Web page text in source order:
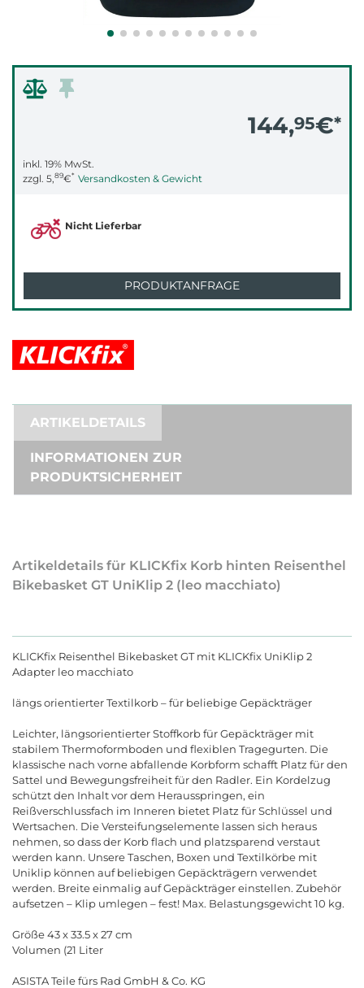
144,95€*
inkl. 19% MwSt.
zzgl. 5,89€* Versandkosten & Gewicht
Nicht Lieferbar
PRODUKTANFRAGE
ARTIKELDETAILS
INFORMATIONEN ZUR
PRODUKTSICHERHEIT
Artikeldetails für KLICKfix Korb hinten Reisenthel
Bikebasket GT UniKlip 2 (leo macchiato)
KLICKfix Reisenthel Bikebasket GT mit KLICKfix UniKlip 2
Adapter leo macchiato
längs orientierter Textilkorb–für beliebigeGepäckträger
Leichter, längsorientierterStoffkorbfürGepäckträger mit
stabilem Thermoformboden und flexiblen Tragegurten. Die
klassische nach vorneabfallende Korbform schafft Platz fürden
Sattel und Bewegungsfreiheitfürden Radler. Ein Kordelzug
schütztden Inhaltvordem Herausspringen, ein
Reißverschlussfach im Inneren bietet Platz fürSchlüssel und
Wertsachen. DieVersteifungselemente lassen sich heraus
nehmen, sodassder Korbflach und platzsparend verstaut
werden kann. UnsereTaschen, Boxen und Textilkörbe mit
Uniklip können auf beliebigen Gepäckträgern verwendet
werden. Breiteeinmalig aufGepäckträgereinstellen. Zubehör
aufsetzen – Klip umlegen –fest! Max. Belastungsgewicht10 kg.
Größe43x33.5x27 cm
Volumen (21 L iter
ASISTATeilefürs Rad GmbH & Co. KG